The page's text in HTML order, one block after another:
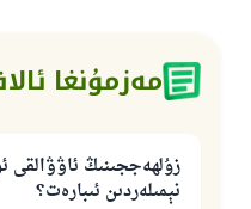
مەزمۇنغا
زۇلھەججىنىڭ ئاۋۋالقى
نېمىلەردىن ئىبارەت؟